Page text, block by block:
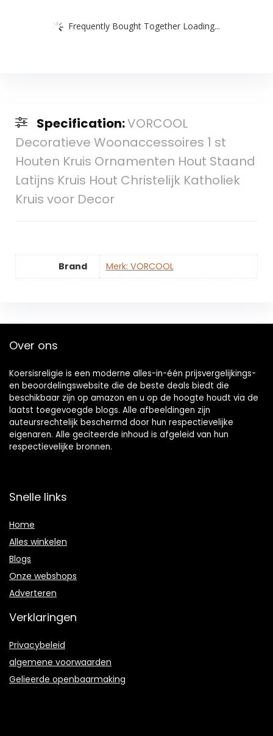
Frequently Bought Together Loading...
Specification:VORCOOL
Decoratieve Woonaccessoires 1 st
Houten Kruis Ornamenten Hout Staand
Latijns Kruis Hout Christelijk Katholiek
Kruis voor Decor
Brand Merk: VORCOOL
Over ons
Koersisreligie is een moderne alles-in-één prijsvergelijkings-
en beoordelingswebsite die de beste deals biedt die
beschikbaar zijn op amazon en u op de hoogte houdt via de
laatst toegevoegde blogs. Alle afbeeldingen zijn
auteursrechtelijk beschermd door hun respectievelijke
eigenaren. Alle geciteerde inhoud is afgeleid van hun
respectievelijke bronnen.
Snelle links
Home
Alles winkelen
Blogs
Onze webshops
Adverteren
Verklaringen
Privacybeleid
algemene voorwaarden
Gelieerde openbaarmaking